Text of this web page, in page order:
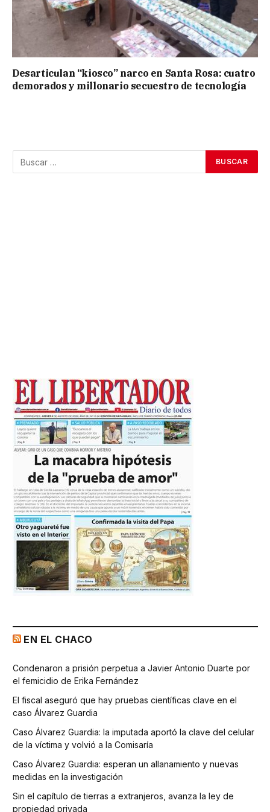
Desarticulan “kiosco” narco en Santa Rosa: cuatro
demorados y millonario secuestro de tecnología
EN EL CHACO
Condenaron a prisión perpetua a Javier Antonio Duarte por
el femicidio de Erika Fernández
El fiscal aseguró que hay pruebas científicas clave en el
caso Álvarez Guardia
Caso Álvarez Guardia: la imputada aportó la clave del celular
de la víctima y volvió a la Comisaría
Caso Álvarez Guardia: esperan un allanamiento y nuevas
medidas en la investigación
Sin el capítulo de tierras a extranjeros, avanza la ley de
propiedad privada